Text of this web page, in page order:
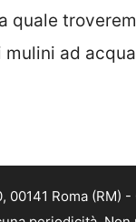
quale
ad
Roma